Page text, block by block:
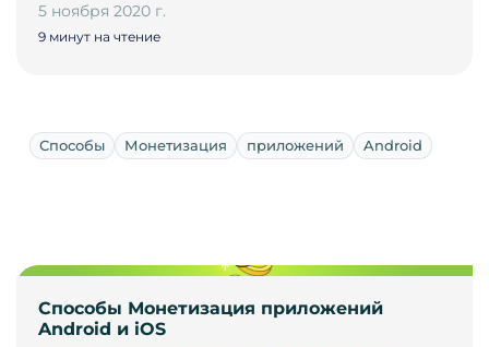
5 ноября 2020 г.
9 минут на чтение
Способы Монетизация приложений Android
Способы Монетизация приложений
Android и iOS